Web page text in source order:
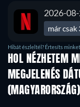
2026-
már csak
Hibát észleltél? Értesíts
HOL NÉZHETEM
MEGJELENÉS
(MAGYARORSZÁG)